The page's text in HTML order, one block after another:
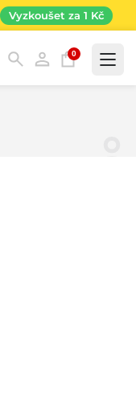
Vyzkoušet za 1 Kč
0